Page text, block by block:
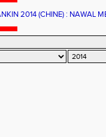
2014 (CHINE) : NAWAL